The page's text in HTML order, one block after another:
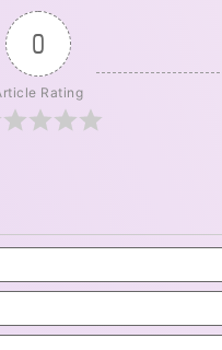
0
Rating